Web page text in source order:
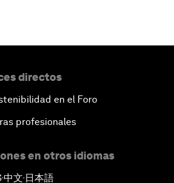
directos
en el Foro
profesionales
en otros idiomas
▪中文▪ 日本語